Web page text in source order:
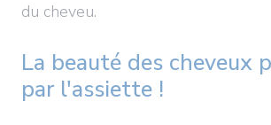
du cheveu.
La beauté des cheveux
par l'assiette !